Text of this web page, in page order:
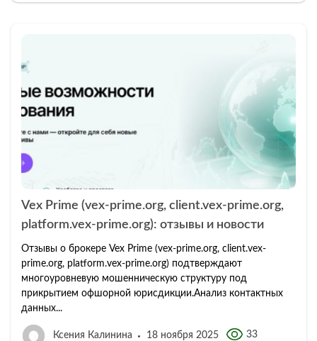
Vex Prime (vex-prime.org, client.vex-prime.org,
platform.vex-prime.org): отзывы и новости
Отзывы о брокере Vex Prime (vex-prime.org, client.vex-
prime.org, platform.vex-prime.org) подтверждают
многоуровневую мошенническую структуру под
прикрытием офшорной юрисдикции.Анализ контактных
данных...
Ксения Калинина 18 ноября 2025 33